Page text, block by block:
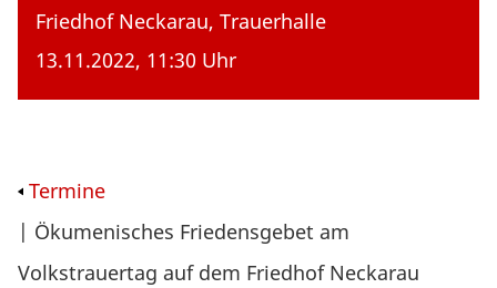
Friedhof Neckarau, Trauerhalle
13.11.2022, 11:30 Uhr
Termine
| Ökumenisches Friedensgebet am
Volkstrauertag auf dem Friedhof Neckarau